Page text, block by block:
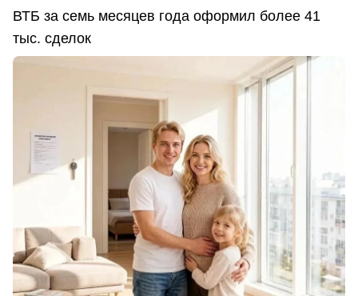
ВТБ за семь месяцев года оформил более 41
тыс. сделок